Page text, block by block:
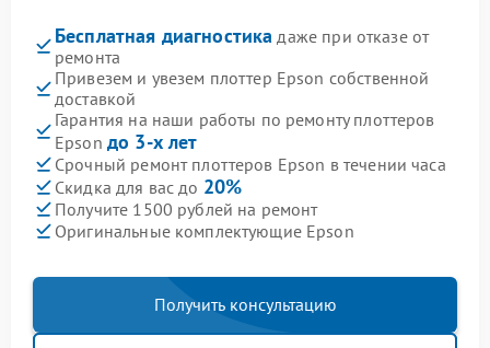
Бесплатная диагностика даже при отказе от
ремонта
Привезем и увезем плоттер Epson собственной
доставкой
Гарантия на наши работы по ремонту плоттеров
Epson до 3-х лет
Срочный ремонт плоттеров Epson в течении часа
Скидка для вас до 20%
Получите 1500 рублей на ремонт
Оригинальные комплектующие Epson
Получить консультацию